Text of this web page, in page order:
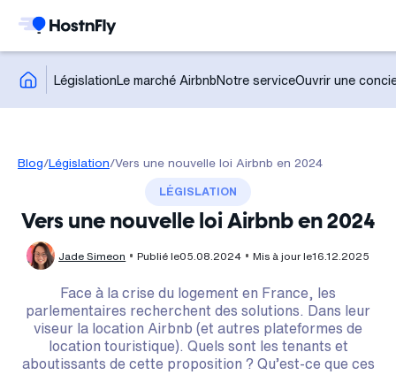
LégislationLe marché AirbnbNotre serviceOuvrir une
Blog/Législation/Vers une nouvelle loi Airbnb en 2024
LÉGISLATION
Vers une nouvelle loi Airbnb en 2024
Jade Simeon Publié le05.08.2024 Mis à jour le16.12.2025
Face à la crise du logement en France, les
parlementaires recherchent des solutions. Dans leur
viseur la location Airbnb (et autres plateformes de
location touristique). Quels sont les tenants et
aboutissants de cette proposition ? Qu’est-ce que ces